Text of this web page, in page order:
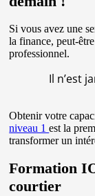
Si vous avez une
la finance, peut-
professionnel.
Il n’est
Obtenir votre
niveau 1est la
transformer un
Formation
courtier